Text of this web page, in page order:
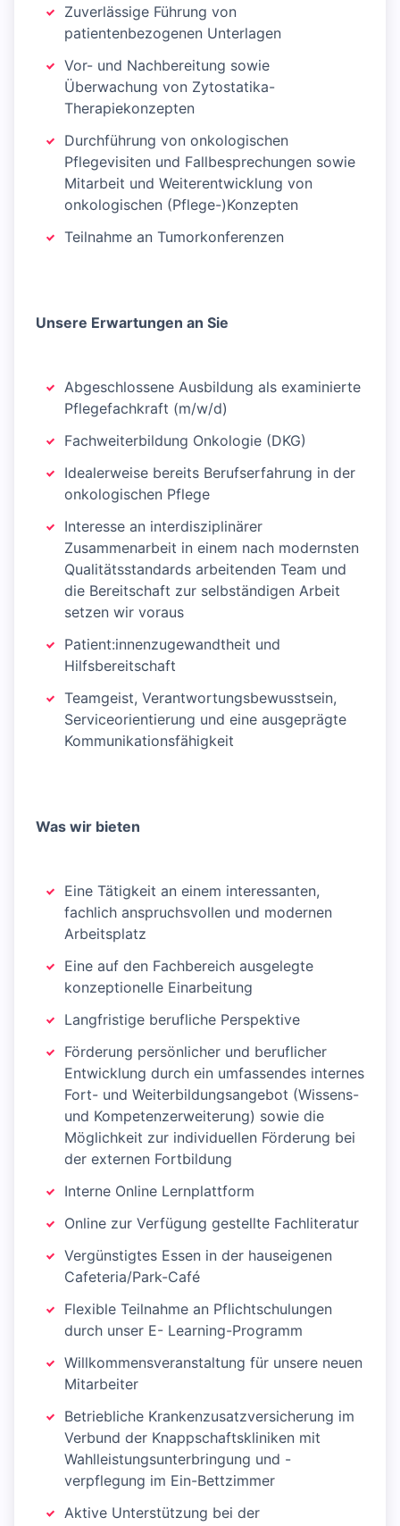
Zuverlässige Führung von
patientenbezogenen Unterlagen
Vor- und Nachbereitung sowie
Überwachung von Zytostatika-
Therapiekonzepten
Durchführung von onkologischen
Pflegevisiten und Fallbesprechungen sowie
Mitarbeit und Weiterentwicklung von
onkologischen (Pflege-)Konzepten
Teilnahme an Tumorkonferenzen
Unsere Erwartungen an Sie
Abgeschlossene Ausbildung als examinierte
Pflegefachkraft (m/w/d)
Fachweiterbildung Onkologie (DKG)
Idealerweise bereits Berufserfahrung in der
onkologischen Pflege
Interesse an interdisziplinärer
Zusammenarbeit in einem nach modernsten
Qualitätsstandards arbeitenden Team und
die Bereitschaft zur selbständigen Arbeit
setzen wir voraus
Patient:innenzugewandtheit und
Hilfsbereitschaft
Teamgeist, Verantwortungsbewusstsein,
Serviceorientierung und eine ausgeprägte
Kommunikationsfähigkeit
Was wir bieten
Eine Tätigkeit an einem interessanten,
fachlich anspruchsvollen und modernen
Arbeitsplatz
Eine auf den Fachbereich ausgelegte
konzeptionelle Einarbeitung
Langfristige berufliche Perspektive
Förderung persönlicher und beruflicher
Entwicklung durch ein umfassendes internes
Fort- und Weiterbildungsangebot (Wissens-
und Kompetenzerweiterung) sowie die
Möglichkeit zur individuellen Förderung bei
der externen Fortbildung
Interne Online Lernplattform
Online zur Verfügung gestellte Fachliteratur
Vergünstigtes Essen in der hauseigenen
Cafeteria/Park-Café
Flexible Teilnahme an Pflichtschulungen
durch unser E- Learning-Programm
Willkommensveranstaltung für unsere neuen
Mitarbeiter
Betriebliche Krankenzusatzversicherung im
Verbund der Knappschaftskliniken mit
Wahlleistungsunterbringung und -
verpflegung im Ein-Bettzimmer
Aktive Unterstützung bei der